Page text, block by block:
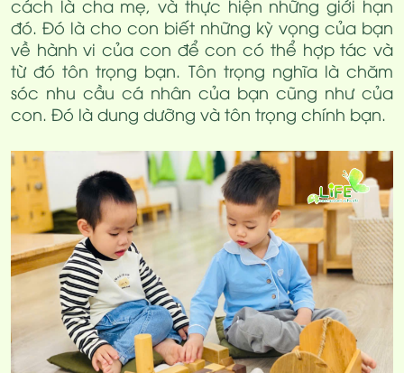
cách là cha mẹ, và thực hiện những giới hạn
đó. Đó là cho con biết những kỳ vọng của bạn
về hành vi của con để con có thể hợp tác và
từ đó tôn trọng bạn. Tôn trọng nghĩa là chăm
sóc nhu cầu cá nhân của bạn cũng như của
con. Đó là dung dưỡng và tôn trọng chính bạn.